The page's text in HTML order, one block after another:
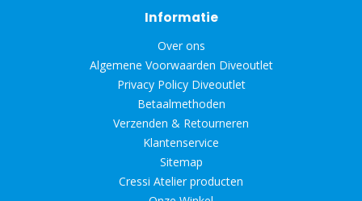
Informatie
Over ons
Algemene Voorwaarden Diveoutlet
Privacy Policy Diveoutlet
Betaalmethoden
Verzenden & Retourneren
Klantenservice
Sitemap
Cressi Atelier producten